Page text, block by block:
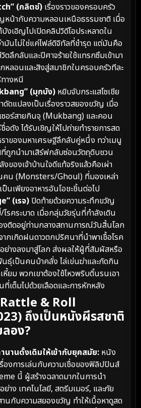
(กลิตช์) เรื่องราวของครอบครัว
น้ากับความหลอนเหนือธรรมชาติ เมื่อ
งเอิญไปเปิดคลิปวิดีโอประหลาดใน
มันไม่ใช่แค่ไฟล์ดิจิทัลที่ชำรุด แต่มันคือ
ตลึกลับและปีศาจร้ายใช้แทรกซึมเข้ามา
หลอนและสิงสู่สมาชิกในครอบครัวทีละ
างหนี
(มุกบัง) หยิบจับกระแสโซเชีย
ดัดแปลงเป็นเรื่องราวสยองขวัญ เมื่อ
อร์สายกินจุ (Mukbang) และคอน
อดัง ได้รับเชิญให้ไปถ่ายทำรายการสด
ของมหาเศรษฐีลึกลับคู่หนึ่ง ทว่าเมนู
ที่ถูกนำมาเสิร์ฟกลับซ่อนวัตถุดิบชวน
งของเจ้าบ้านใจดีแท้จริงแล้วคือเผ่า
น (Monsters/Ghoul) ที่มองเหล่า
นเพียงอาหารอันโอชะชิ้นต่อไป
(เรจ)ปิดท้ายด้วยความระทึกขวัญ
รคระบาด เมื่อกลุ่มวัยรุ่นที่กำลังเดิน
งติดอยู่ท่ามกลางสถานการณ์วันสิ้นโลก
กเกิดฝนดาวตกปริศนาที่นำพาเชื้อโรค
ย่างลงมาสู่โลก ส่งผลให้ผู้ที่สัมผัสหรือ
นธุ์เป็นคนบ้าคลั่ง ไล่เข่นฆ่าและกัดกิน
ยม พวกเขาต้องใช้ไหวพริบดิ้นรนเอา
เต็มไปด้วยเลือดและการหักหลัง
& Roll
ถึงเป็นหนังผีรสชาติ
อง?
นานดั้งเดิมให้เข้ากับยุคสมัย: หนัง
องการเล่นกับความเชื่อของฟิลิปปินส์
นี้ ผู้สร้างฉลาดมากในการนำ
ย่าง เทคโนโลยี, สตรีมเมอร์, และภัย
นกับความสยองขวัญ ทำให้เนื้อหาดูสด